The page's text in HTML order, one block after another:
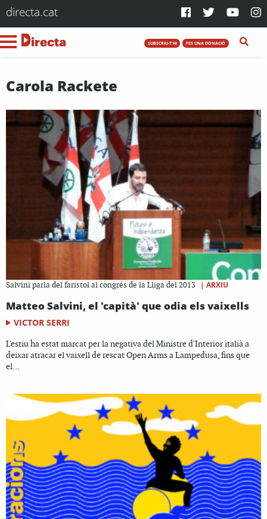
directa.cat
SUBSCRIU-T'HI FES UNA DONACIÓ
Carola Rackete
Salvini parla del faristol al congrés de la Lliga del 2013 | ARXIU
Matteo Salvini, el 'capità' que odia els vaixells
VICTOR SERRI
L'estiu ha estat marcat per la negativa del Ministre d'Interior italià a
deixar atracar el vaixell de rescat Open Arms a Lampedusa, fins que
el...